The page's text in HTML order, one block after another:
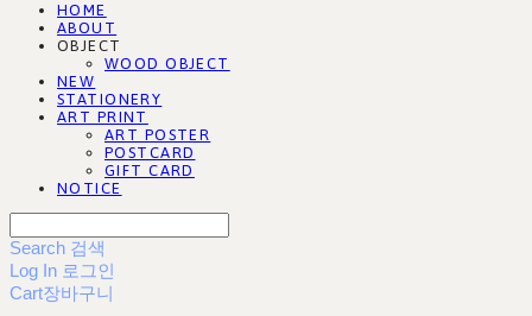
HOME
ABOUT
OBJECT
WOOD OBJECT
NEW
STATIONERY
ART PRINT
ART POSTER
POSTCARD
GIFT CARD
NOTICE
Search 검색
Log In 로그인
Cart장바구니